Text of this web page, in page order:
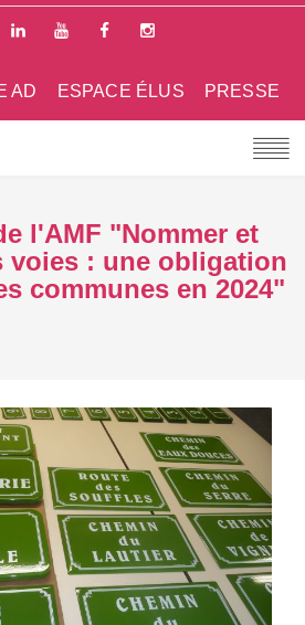
PRESSE
ESPACE ÉLUS
AD
l'AMF "Nommer et
voies : une obligation
communes en 2024"